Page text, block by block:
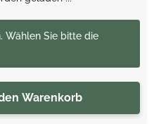
Warenkorb
Wählen Sie bitte die